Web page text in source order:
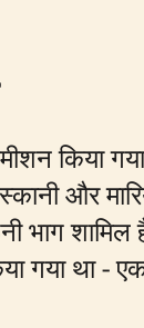
किया
और
भाग
था -